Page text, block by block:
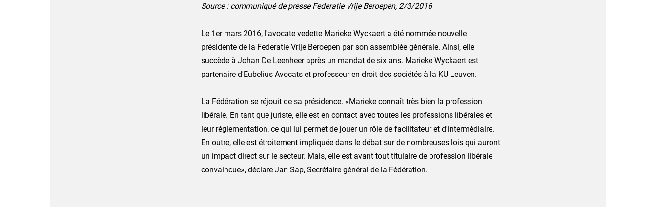
Source : communiqué de presse Federatie Vrije Beroepen, 2/3/2016
Le 1er mars 2016, l'avocate vedette Marieke Wyckaert a été nommée nouvelle
présidente de la Federatie Vrije Beroepen par son assemblée générale. Ainsi, elle
succède à Johan De Leenheer après un mandat de six ans. Marieke Wyckaert est
partenaire d'Eubelius Avocats et professeur en droit des sociétés à la KU Leuven.
La Fédération se réjouit de sa présidence. «Marieke connaît très bien la profession
libérale. En tant que juriste, elle est en contact avec toutes les professions libérales et
leur réglementation, ce qui lui permet de jouer un rôle de facilitateur et d'intermédiaire.
En outre, elle est étroitement impliquée dans le débat sur de nombreuses lois qui auront
un impact direct sur le secteur. Mais, elle est avant tout titulaire de profession libérale
convaincue», déclare Jan Sap, Secrétaire général de la Fédération.